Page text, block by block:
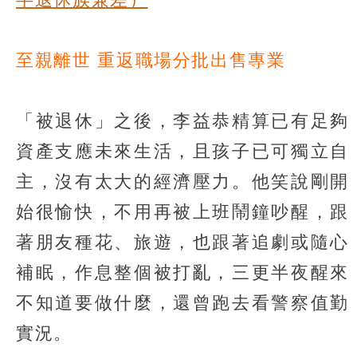
至親離世 重返職場分批出售專業
「被退休」之後，李益恭精算已有足夠
資產支應未來生活，且孩子已可獨立自
主，沒有太大的經濟壓力。他笑說剛開
始很愉快，不用再被上班鬧鐘吵醒，跟
著朋友種花、旅遊，也跟著追劇或隨心
補眠，作息整個被打亂，三更半夜醒來
不知道要做什麼，還曾跑去看警察值勤
實況。